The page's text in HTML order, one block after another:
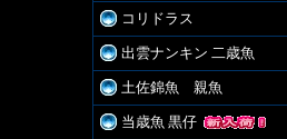
コリドラス
出雲ナンキン 二歳魚
土佐錦魚 親魚
当歳魚 黒仔